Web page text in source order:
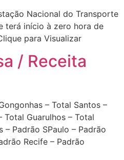
Nacional do Transporte
terá início à zero hora de
para Visualizar
/ Receita
– Total Santos –
Total Guarulhos – Total
– Padrão SPaulo – Padrão
Recife – Padrão